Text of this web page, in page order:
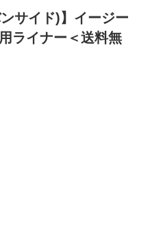
サイド)】イージー
ライナー＜送料無